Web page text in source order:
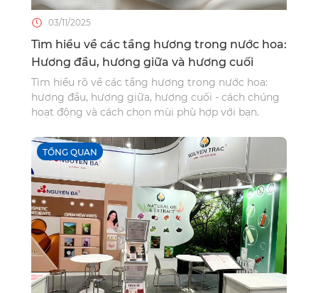
03/11/2025
Tìm hiểu về các tầng hương trong nước hoa:
Hương đầu, hương giữa và hương cuối
Tìm hiểu rõ về các tầng hương trong nước hoa:
hương đầu, hương giữa, hương cuối - cách chúng
hoạt động và cách chọn mùi phù hợp với bạn.
TỔNG QUAN